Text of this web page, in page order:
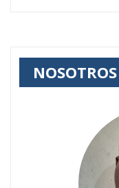
NOSOTROS